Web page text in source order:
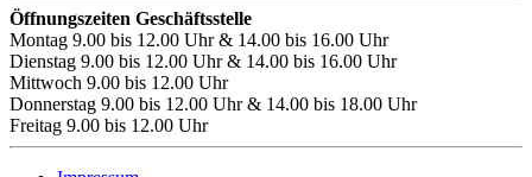
Öffnungszeiten Geschäftsstelle
Montag 9.00 bis 12.00 Uhr & 14.00 bis 16.00 Uhr
Dienstag 9.00 bis 12.00 Uhr & 14.00 bis 16.00 Uhr
Mittwoch 9.00 bis 12.00 Uhr
Donnerstag 9.00 bis 12.00 Uhr & 14.00 bis 18.00 Uhr
Freitag 9.00 bis 12.00 Uhr